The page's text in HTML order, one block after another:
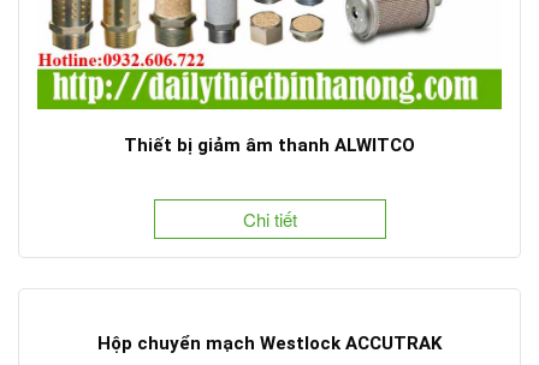
Thiết bị giảm âm thanh ALWITCO
Chi tiết
Hộp chuyển mạch Westlock ACCUTRAK